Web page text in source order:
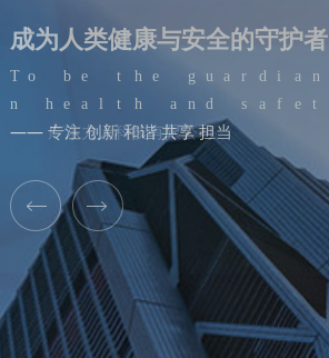
全球化一站式 服务
G L B A
—— 广东力人科技有限公司
类 健 康 与安全的守护者
h e g u a r d i a n
n
h e a l t h a n d s a f e t
—— 专注 创新 和谐 共享 担当